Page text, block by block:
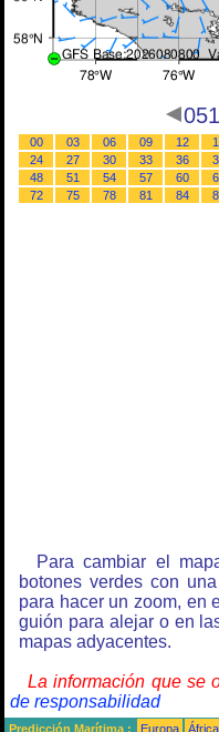
051
00 03 06 09 12
24
27 30 33 36
48
51 54 57 60
72
75 78 81 84
Para cambiar el
botones verdes con
para hacer un zoom, en
guión para alejar o en
mapas adyacentes.
La información que se
de responsabilidad
Predicción Marítima : Europa África